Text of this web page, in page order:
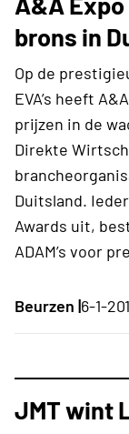
brons in
Op de
EVA’s heeft
prijzen in de
Direkte
Duitsland.
Awards uit,
ADAM’s voor
Beurzen |6-1-
JMT wint